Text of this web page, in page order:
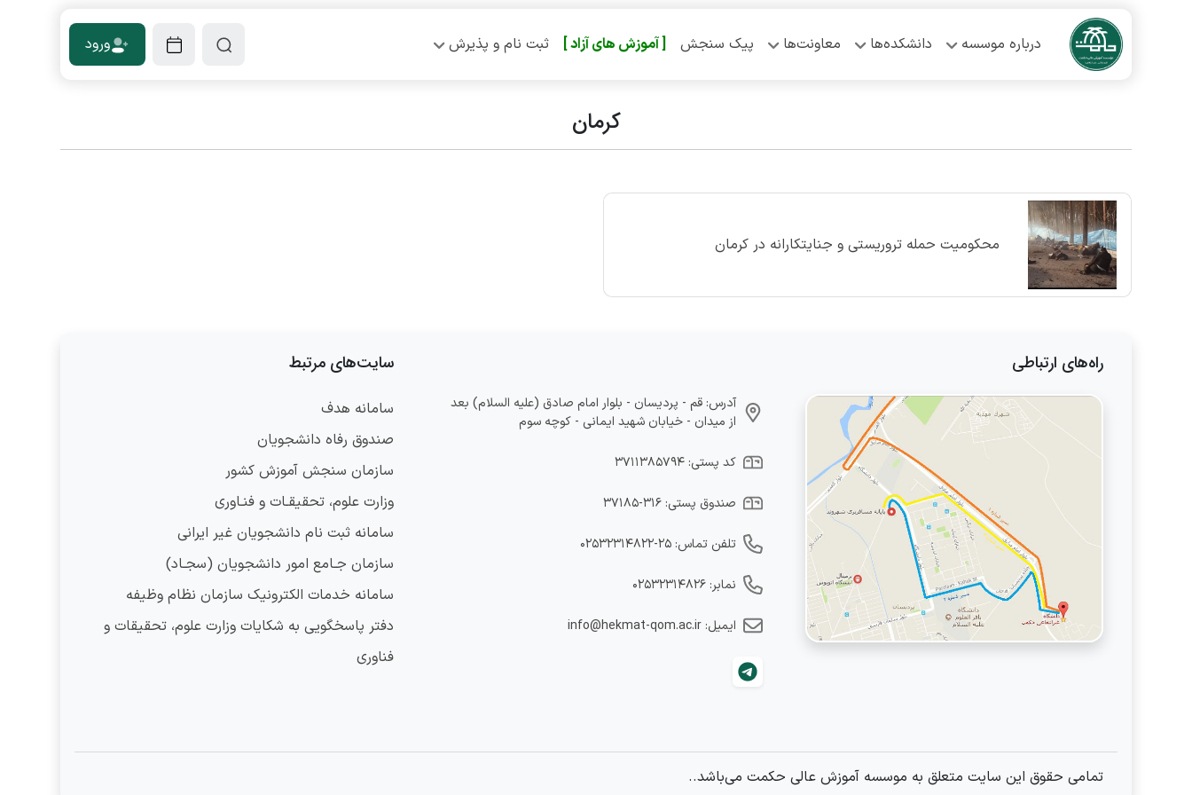
درباره موسسه دانشکده‌ها معاونت‌ها پیک سنجش [ آموزش‌ های آزاد ] ثبت نام و پذیرش ورود
کرمان
محکومیت حمله تروریستی و جنایتکارانه در کرمان
راه‌های ارتباطی
آدرس: قم - پردیسان - بلوار امام صادق (علیه السلام) بعد
از میدان - خیابان شهید ایمانی - کوچه سوم
کد پستی: ۳۷۱۱۳۸۵۷۹۴
صندوق پستی: ۳۱۶-۳۷۱۸۵
تلفن تماس: ۲۵-۰۲۵۳۲۳۱۴۸۲۲
نمابر: ۰۲۵۳۲۳۱۴۸۲۶
ایمیل: info@hekmat-qom.ac.ir
سایت‌های مرتبط
سامانه هدف
صندوق رفاه دانشجویان
سازمان سنجش آموزش کشور
وزارت علوم، تحقیقـات و فنـاوری
سامانه ثبت نام دانشجویان غیر ایرانی
سازمان جـامع امور دانشجویان (سجـاد)
سامانه خدمات الکترونیک سازمان نظام وظیفه
دفتر پاسخگویی به شکایات وزارت علوم، تحقیقات و
فناوری
تمامی حقوق این سایت متعلق به موسسه آموزش عالی حکمت می‌باشد..